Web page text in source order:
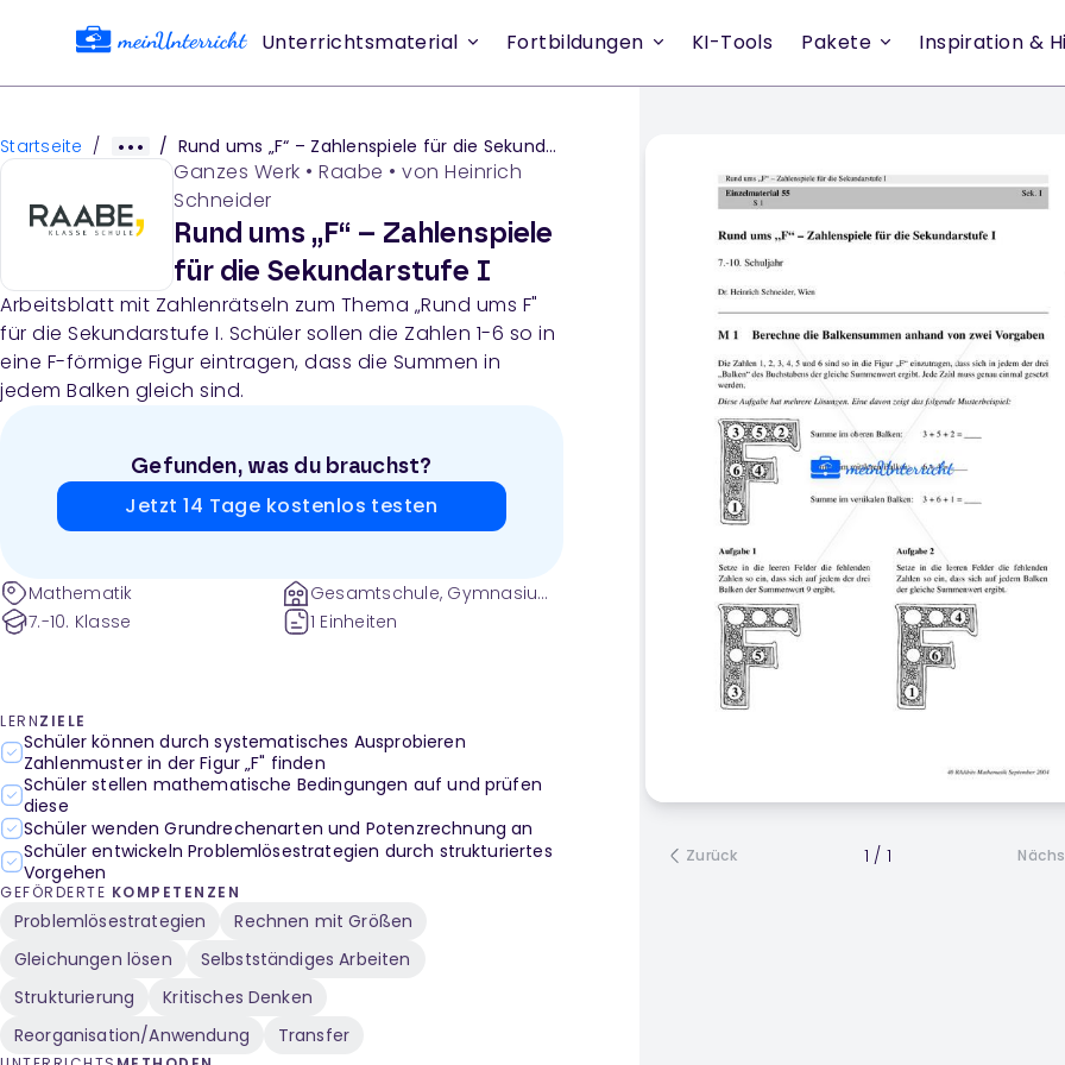
Unterrichtsmaterial Fortbildungen KI-Tools Pakete Inspiration &
Startseite / / Rund ums „F“ – Zahlenspiele für die Sekundarstufe I
Ganzes Werk • Raabe • von Heinrich
Schneider
Rund ums „F“ – Zahlenspiele
für die Sekundarstufe I
Arbeitsblatt mit Zahlenrätseln zum Thema „Rund ums F"
für die Sekundarstufe I. Schüler sollen die Zahlen 1-6 so in
eine F-förmige Figur eintragen, dass die Summen in
jedem Balken gleich sind.
Gefunden, was du brauchst?
Jetzt 14 Tage kostenlos testen
Mathematik
7.-10. Klasse
Gesamtschule, Gymnasium
und weitere
1 Einheiten
LERNZIELE
Schüler können durch systematisches Ausprobieren
Zahlenmuster in der Figur „F" finden
Schüler stellen mathematische Bedingungen auf und prüfen
diese
Schüler wenden Grundrechenarten und Potenzrechnung an
Schüler entwickeln Problemlösestrategien durch strukturiertes
Vorgehen
GEFÖRDERTE KOMPETENZEN
Problemlösestrategien
Rechnen mit Größen
Gleichungen lösen
Selbstständiges Arbeiten
Strukturierung
Kritisches Denken
Reorganisation/Anwendung
Transfer
Zurück 1 / 1